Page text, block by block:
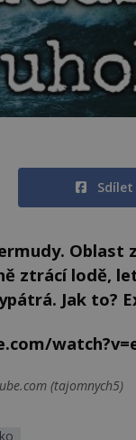
Sdílet
Oblast
ztrácí lodě,
Jak to?
(tajomnych5)